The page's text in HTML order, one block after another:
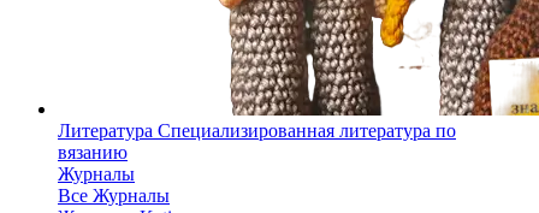
Литература Специализированная литература по
вязанию
Журналы
Все Журналы